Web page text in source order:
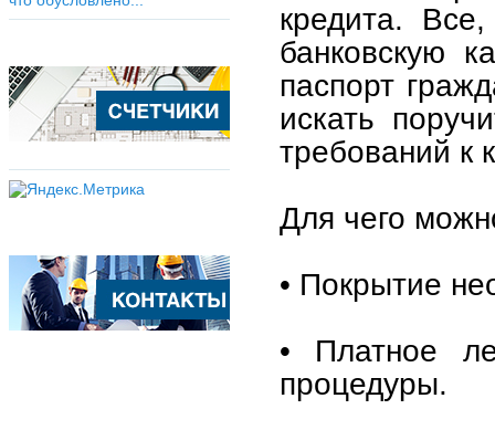
кредита.
банковскую
паспорт
искать
требований к
Для чего
• Покрытие
• Платное
процедуры.